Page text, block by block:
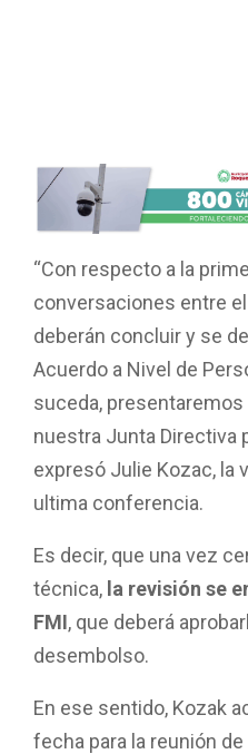
“Con respecto a la
conversaciones entre
deberán concluir y se
Acuerdo a Nivel de
suceda,
nuestra Junta Directiva
expresó Julie Kozac, la
ultima conferencia.
Es decir, que una vez
técnica, la revisión se
FMI, que deberá
desembolso.
En ese sentido, Kozak
fecha para la reunión